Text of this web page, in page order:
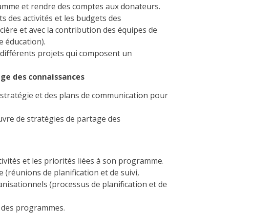
et rendre des comptes aux donateurs.
des activités et les budgets des
et avec la contribution des équipes de
éducation).
projets qui composent un
des connaissances
et des plans de communication pour
de stratégies de partage des
et les priorités liées à son programme.
(réunions de planification et de suivi,
(processus de planification et de
programmes.